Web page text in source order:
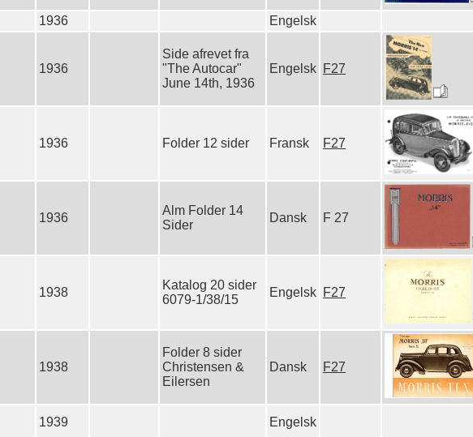
1936 Engelsk
1936
Side afrevet fra
"The Autocar"
June 14th, 1936
Engelsk F27
1936 Folder 12 sider Fransk F27
1936
Alm Folder 14
Sider
Dansk F 27
1938
Katalog 20 sider
6079-1/38/15
Engelsk F27
1938
Folder 8 sider
Christensen &
Eilersen
Dansk F27
1939 Engelsk